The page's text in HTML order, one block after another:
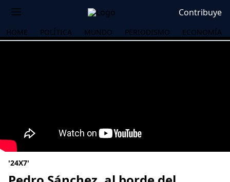
Contribuye
HOME POLÍTICA MUNDO PERIODISMO ECONOMÍA
'24X7'